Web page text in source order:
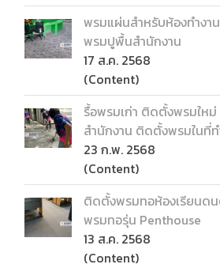
พรมแผ่นสำหรับห้องทำงา
พรมปูพื้นสำนักงาน
17 ส.ค. 2568
(Content)
รื้อพรมเก่า ติดตั้งพรมให
สำนักงาน ติดตั้งพรมในที่ท
23 ก.พ. 2568
(Content)
ติดตั้งพรมทอห้องเรียนด
พรมทอรุ่น Penthouse
13 ส.ค. 2568
(Content)